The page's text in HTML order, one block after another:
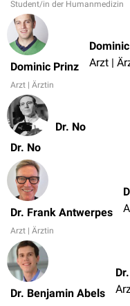
Student/in der Humanmedizin
Dominic Prinz
Arzt | Ärztin
Arzt |
Dr. No
Dr. No
Dr. Frank Antwerpes
Arzt | Ärztin
Dr. Benjamin Abels